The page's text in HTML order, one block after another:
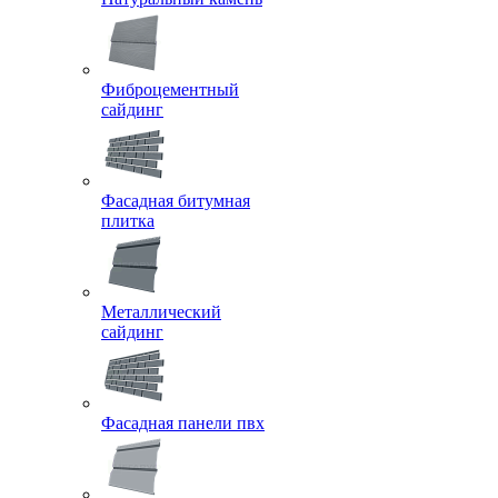
Фиброцементный
сайдинг
Фасадная битумная
плитка
Металлический
сайдинг
Фасадная панели пвх